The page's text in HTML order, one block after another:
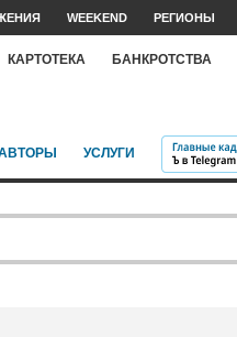
WEEKEND РЕГИОНЫ
КАРТОТЕКА БАНКРОТСТВА
УСЛУГИ